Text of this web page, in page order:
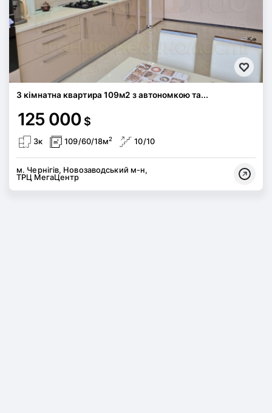
3 кімнатна квартира 109м2 з автономкою та...
125 000 $
3к 109/60/18м2 10/10
м. Чернігів, Новозаводський м-н,
ТРЦ МегаЦентр